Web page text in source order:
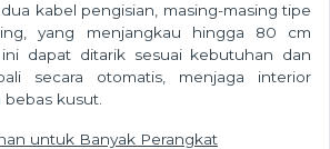
kabel pengisian, masing-masing tipe
yang menjangkau hingga 80 cm
ini dapat ditarik sesuai kebutuhan dan
secara otomatis, menjaga interior
kusut.
untuk Banyak Perangkat